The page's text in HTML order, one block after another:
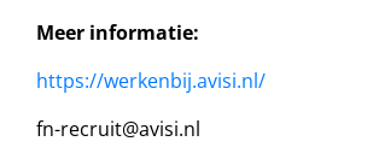
Meer informatie:
https://werkenbij.avisi.nl/
fn-recruit@avisi.nl